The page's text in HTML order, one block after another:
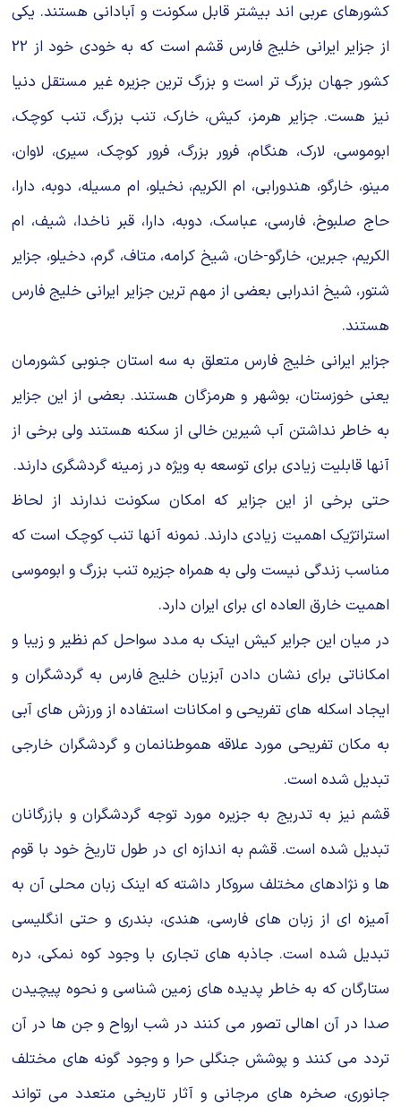
کشورهای عربی اند بیشتر قابل سکونت و آبادانی هستند. یکی
از جزایر ایرانی خلیج فارس قشم است که به خودی خود از 22
کشور جهان بزرگ تر است و بزرگ ترین جزیره غیر مستقل دنیا
نیز هست. جزایر هرمز، کیش، خارک، تنب بزرگ، تنب کوچک،
ابوموسی، لارک، هنگام، فرور بزرگ، فرور کوچک، سیری، لاوان،
مینو، خارگو، هندورابی، ام الکریم، نخیلو، ام مسیله، دوبه، دارا،
حاج صلبوخ، فارسی، عباسک، دوبه، دارا، قبر ناخدا، شیف، ام
الکریم، جبرین، خارگو-خان، شیخ کرامه، متاف، گرم، دخیلو، جزایر
شتور، شیخ اندرابی بعضی از مهم ترین جزایر ایرانی خلیج فارس
هستند.
جزایر ایرانی خلیج فارس متعلق به سه استان جنوبی کشورمان
یعنی خوزستان، بوشهر و هرمزگان هستند. بعضی از این جزایر
به خاطر نداشتن آب شیرین خالی از سکنه هستند ولی برخی از
آنها قابلیت زیادی برای توسعه به ویژه در زمینه گردشگری دارند.
حتی برخی از این جزایر که امکان سکونت ندارند از لحاظ
استراتژیک اهمیت زیادی دارند. نمونه آنها تنب کوچک است که
مناسب زندگی نیست ولی به همراه جزیره تنب بزرگ و ابوموسی
اهمیت خارق العاده ای برای ایران دارد.
در میان این جرایر کیش اینک به مدد سواحل کم نظیر و زیبا و
امکاناتی برای نشان دادن آبزیان خلیج فارس به گردشگران و
ایجاد اسکله های تفریحی و امکانات استفاده از ورزش های آبی
به مکان تفریحی مورد علاقه هموطنانمان و گردشگران خارجی
تبدیل شده است.
قشم نیز به تدریج به جزیره مورد توجه گردشگران و بازرگانان
تبدیل شده است. قشم به اندازه ای در طول تاریخ خود با قوم
ها و نژادهای مختلف سروکار داشته که اینک زبان محلی آن به
آمیزه ای از زبان های فارسی، هندی، بندری و حتی انگلیسی
تبدیل شده است. جاذبه های تجاری با وجود کوه نمکی، دره
ستارگان که به خاطر پدیده های زمین شناسی و نحوه پیچیدن
صدا در آن اهالی تصور می کنند در شب ارواح و جن ها در آن
تردد می کنند و پوشش جنگلی حرا و وجود گونه های مختلف
جانوری، صخره های مرجانی و آثار تاریخی متعدد می تواند